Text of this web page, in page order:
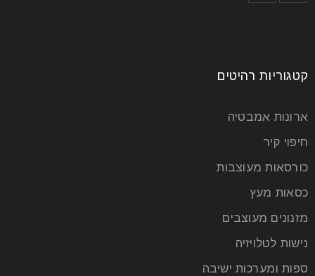
קטגוריות רהיטים
ארונות אמבטיה
חיפוי קיר
כורסאות מעוצבות
כסאות מעץ
מזנונים מעוצבים
נישות לטלויזיה
ספות ומערכות ישיבה